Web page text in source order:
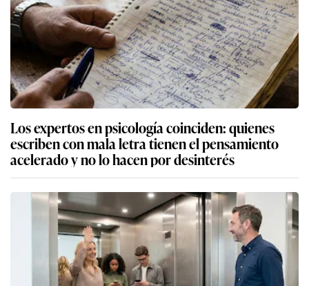
Los expertos en psicología coinciden: quienes
escriben con mala letra tienen el pensamiento
acelerado y no lo hacen por desinterés